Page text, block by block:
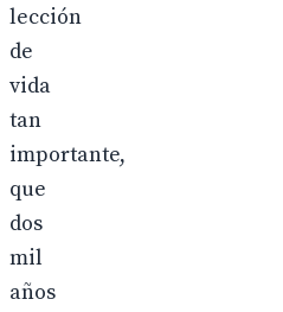
lección
de
vida
tan
importante,
que
dos
mil
años